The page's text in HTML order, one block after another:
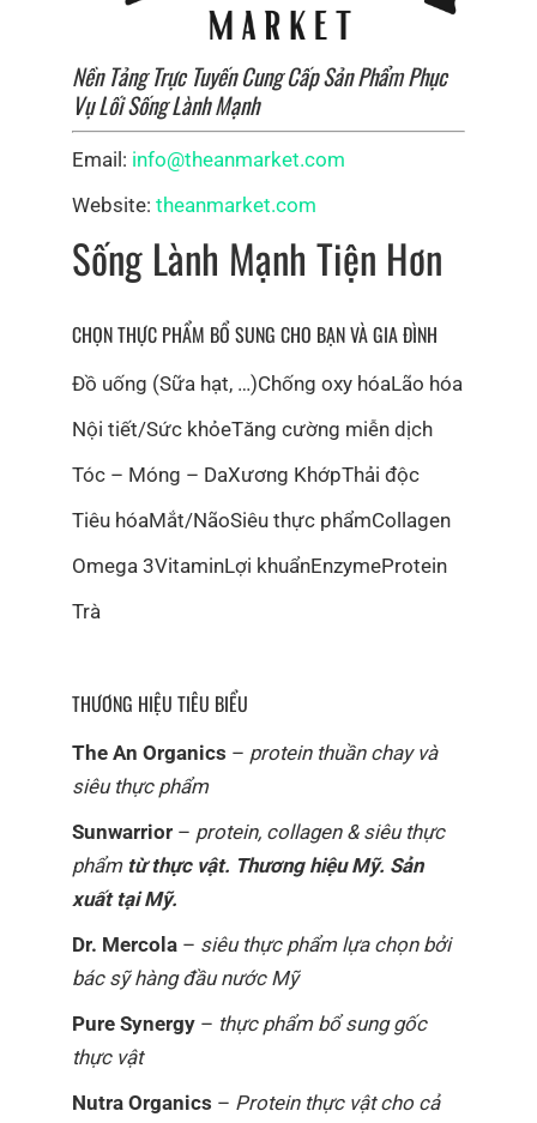
Sự cam kết về chất lượng và phát triển bền vững, cùng
thể hữu cơ, đã giúp chúng tôi tạo dựng niềm tin với
các nhà bán lẻ, nhà phân phối và khách hàng trên toàn
thế giới.
Nền Tảng Trực Tuyến Cung Cấp Sản Phẩm Phục
Vụ Lối Sống Lành Mạnh
Email: info@theanmarket.com
Website: theanmarket.com
Sống Lành Mạnh Tiện Hơn
CHỌN THỰC PHẨM BỔ SUNG CHO BẠN VÀ GIA ĐÌNH
Đồ uống (Sữa hạt, …)Chống oxy hóaLão hóa
Nội tiết/Sức khỏeTăng cường miễn dịch
Tóc – Móng – DaXương KhớpThải độc
Tiêu hóaMắt/NãoSiêu thực phẩmCollagen
Omega 3VitaminLợi khuẩnEnzymeProtein
Trà
THƯƠNG HIỆU TIÊU BIỂU
The An Organics – protein thuần chay và
siêu thực phẩm
Sunwarrior – protein, collagen & siêu thực
phẩm từ thực vật. Thương hiệu Mỹ. Sản
xuất tại Mỹ.
Dr. Mercola – siêu thực phẩm lựa chọn bởi
bác sỹ hàng đầu nước Mỹ
Pure Synergy – thực phẩm bổ sung gốc
thực vật
Nutra Organics – Protein thực vật cho cả